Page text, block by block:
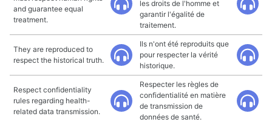
and guarantee equal
treatment.
les droits de l'homme et
garantir l'égalité de
traitement.
They are reproduced to
respect the historical truth.
Ils n'ont été reproduits que
pour respecter la vérité
historique.
Respect confidentiality
rules regarding health-
related data transmission.
Respecter les règles de
confidentialité en matière
de transmission de
données de santé.